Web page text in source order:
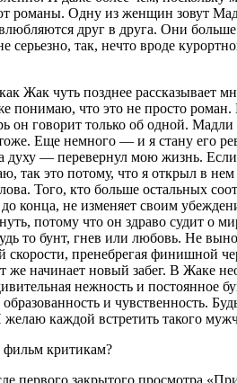
романы. Одну из женщин зовут
друг в друга. Они
серьезно, так, нечто вроде
Жак чуть позднее рассказывает
понимаю, что это не просто
он говорит только об одной. Мадли
Еще немного — и я стану его
духу — перевернул мою жизнь.
так это потому, что я открыл в
Того, кто больше остальных
конца, не изменяет своим
потому что он здраво судит о
то бунт, гнев или любовь. Не
скорости, пренебрегая финишной
же начинает новый забег. В Жаке
нежность и постоянное
и чувственность.
каждой встретить такого
критикам?